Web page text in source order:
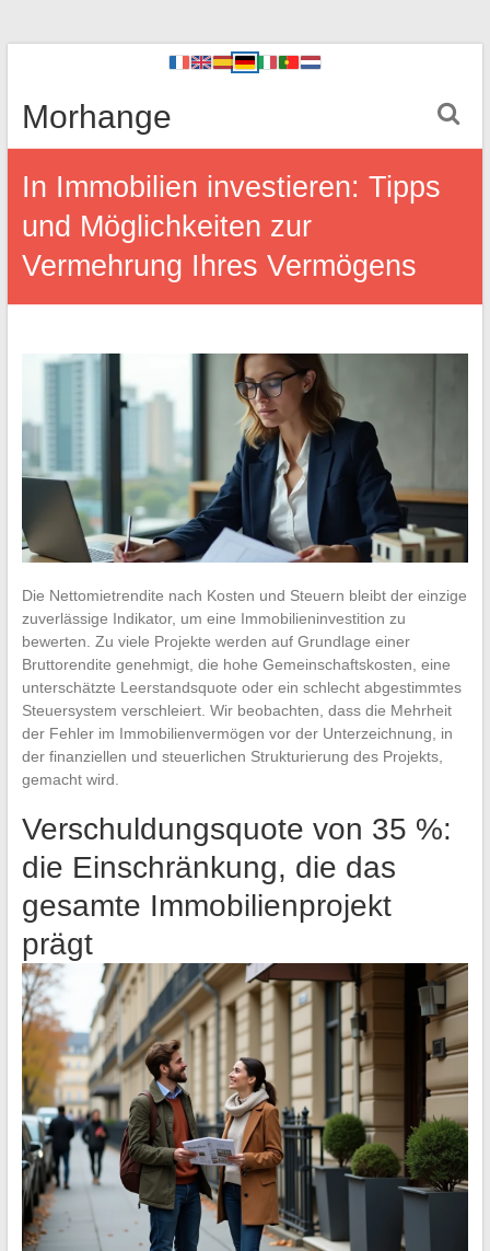
Morhange
In Immobilien investieren: Tipps
und Möglichkeiten zur
Vermehrung Ihres Vermögens
Die Nettomietrendite nach Kosten und Steuern bleibt der einzige
zuverlässige Indikator, um eine Immobilieninvestition zu
bewerten. Zu viele Projekte werden auf Grundlage einer
Bruttorendite genehmigt, die hohe Gemeinschaftskosten, eine
unterschätzte Leerstandsquote oder ein schlecht abgestimmtes
Steuersystem verschleiert. Wir beobachten, dass die Mehrheit
der Fehler im Immobilienvermögen vor der Unterzeichnung, in
der finanziellen und steuerlichen Strukturierung des Projekts,
gemacht wird.
Verschuldungsquote von 35 %:
die Einschränkung, die das
gesamte Immobilienprojekt
prägt